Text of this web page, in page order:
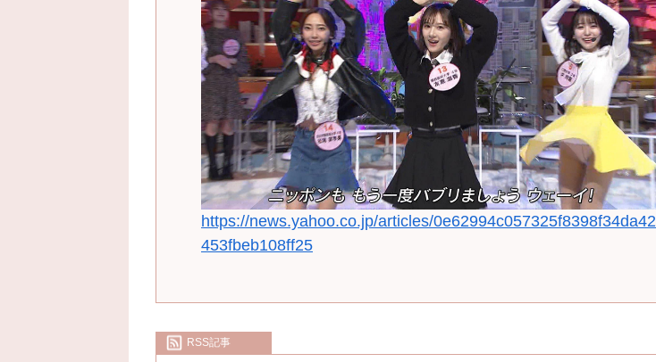
https://news.yahoo.co.jp/articles/0e62994c057325f8398f34da42
453fbeb108ff25
RSS記事